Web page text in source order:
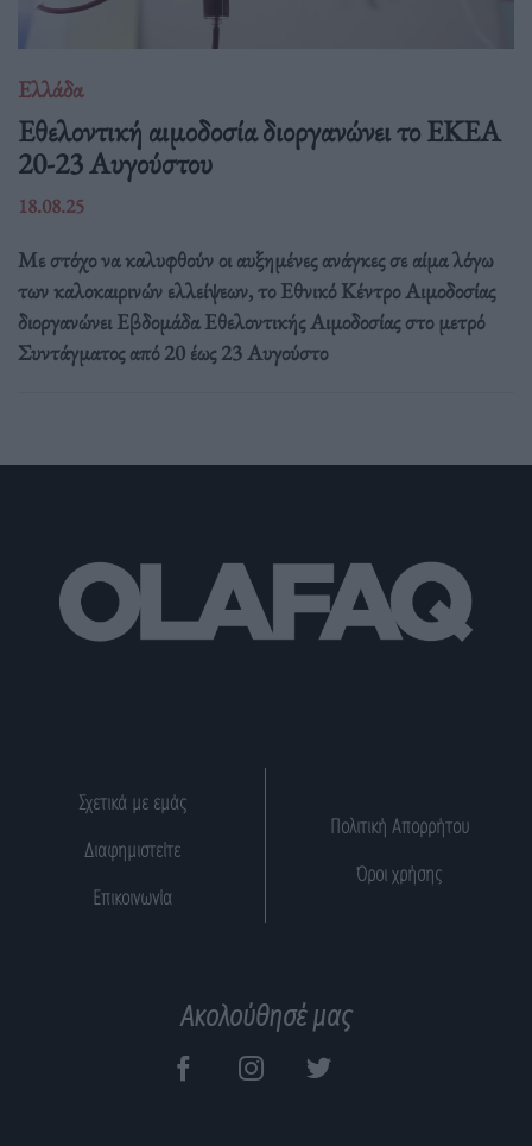
Ελλάδα
Eθελοντική αιμοδοσία διοργανώνει το ΕΚΕΑ
20-23 Αυγούστου
18.08.25
Με στόχο να καλυφθούν οι αυξημένες ανάγκες σε αίμα λόγω
των καλοκαιρινών ελλείψεων, το Εθνικό Κέντρο Αιμοδοσίας
διοργανώνει Εβδομάδα Εθελοντικής Αιμοδοσίας στο μετρό
Συντάγματος από 20 έως 23 Αυγούστο
Σχετικά με εμάς
Διαφημιστείτε
Επικοινωνία
Πολιτική Απορρήτου
Όροι χρήσης
Ακολούθησέ μας